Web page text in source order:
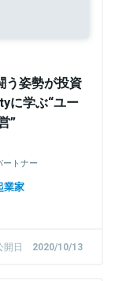
う姿勢が投資
に学ぶ“ユー
”
トナー
業家
開日 2020/10/13